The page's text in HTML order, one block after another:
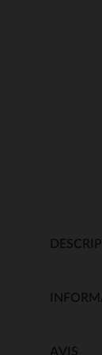
AVIS